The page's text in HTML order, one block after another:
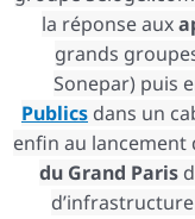
la réponse aux
grands
Sonepar) puis
Publics dans un
enfin au lancement
du Grand Paris